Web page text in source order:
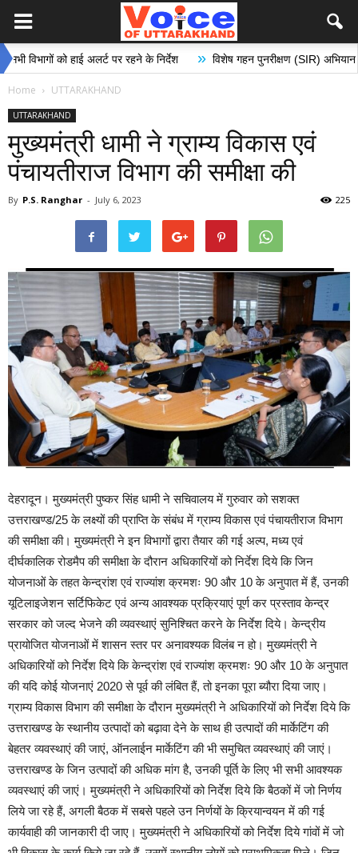
को हाई अलर्ट पर रहने के निर्देश » विशेष गहन पुनरीक्षण (SIR) अभियान के अंतर्गत
Home UTTARAKHAND
UTTARAKHAND
मुख्यमंत्री धामी ने ग्राम्य विकास एवं
पंचायतीराज विभाग की समीक्षा की
By P.S. Ranghar - July 6, 2023 225
देहरादून। मुख्यमंत्री पुष्कर सिंह धामी ने सचिवालय में गुरुवार को सशक्त
उत्तराखण्ड/25 के लक्ष्यों की प्राप्ति के संबंध में ग्राम्य विकास एवं पंचायतीराज विभाग
की समीक्षा की। मुख्यमंत्री ने इन विभागों द्वारा तैयार की गई अल्प, मध्य एवं
दीर्घकालिक रोडमैप की समीक्षा के दौरान अधिकारियों को निर्देश दिये कि जिन
योजनाओं के तहत केन्द्रांश एवं राज्यांश क्रमशः 90 और 10 के अनुपात में हैं, उनकी
यूटिलाइजेशन सर्टिफिकेट एवं अन्य आवश्यक प्रक्रियाएं पूर्ण कर प्रस्ताव केन्द्र
सरकार को जल्द भेजने की व्यवस्थाएं सुनिश्चित करने के निर्देश दिये। केन्द्रीय
प्रायोजित योजनाओं में शासन स्तर पर अनावश्यक विलंब न हो। मुख्यमंत्री ने
अधिकारियों को निर्देश दिये कि केन्द्रांश एवं राज्यांश क्रमशः 90 और 10 के अनुपात
की यदि कोई योजनाएं 2020 से पूर्व की लंबित हैं, तो इनका पूरा ब्यौरा दिया जाए।
ग्राम्य विकास विभाग की समीक्षा के दौरान मुख्यमंत्री ने अधिकारियों को निर्देश दिये कि
उत्तराखण्ड के स्थानीय उत्पादों को बढ़ावा देने के साथ ही उत्पादों की मार्केटिंग की
बेहतर व्यवस्थाएं की जाएं, ऑनलाईन मार्केटिंग की भी समुचित व्यवस्थाएं की जाएं।
उत्तराखण्ड के जिन उत्पादों की अधिक मांग है, उनकी पूर्ति के लिए भी सभी आवश्यक
व्यवस्थाएं की जाएं। मुख्यमंत्री ने अधिकारियों को निर्देश दिये कि बैठकों में जो निर्णय
लिये जा रहे हैं, अगली बैठक में सबसे पहले उन निर्णयों के क्रियान्वयन में की गई
कार्यवाही की जानकारी दी जाए। मुख्यमंत्री ने अधिकारियों को निर्देश दिये गांवों में जो